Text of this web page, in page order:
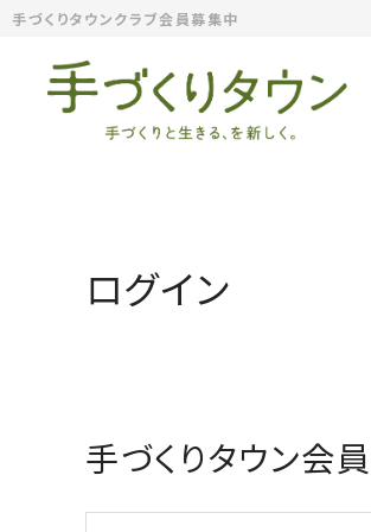
手づくりタウンクラブ会員募集中
ログイン
手づくりタウン会